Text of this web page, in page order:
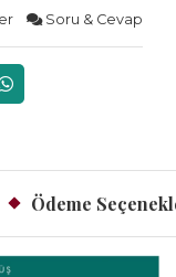
Soru & Cevap
Ödeme